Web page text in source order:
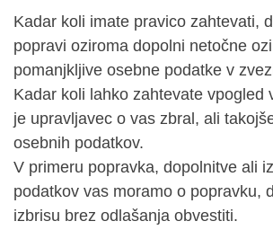
Kadar koli imate pravico zahtevati,
popravi oziroma dopolni netočne
pomanjkljive osebne podatke v
Kadar koli lahko zahtevate vpogled
je upravljavec o vas zbral, ali
osebnih podatkov.
V primeru popravka, dopolnitve ali
podatkov vas moramo o popravku,
izbrisu brez odlašanja obvestiti.